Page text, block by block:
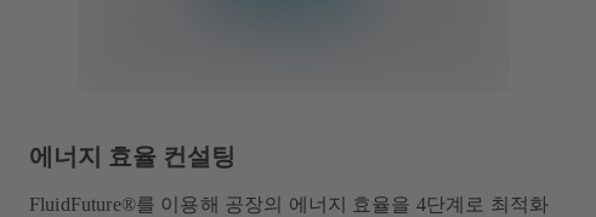
에너지 효율 컨설팅
FluidFuture®를 이용해 공장의 에너지 효율을 4단계로 최적화